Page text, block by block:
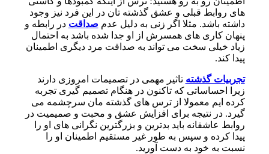
های روابط قبلی و عشق گذشته تان در این فرد نیز وجود
داشته باشد. مثلا اگر زنی به دلیل عدم صداقت در رابطه و
پنهان کاری های همسرش از او جدا شده باشد به احتمال
زیاد خیلی سخت می تواند به صداقت مرد دیگری اطمینان
پیدا کند.
تجربیات گذشته تاثیر مهمی در تصمیمات امروزی دارند
زیرا احساساتی که تاکنون در هنگام تصمیم گیری تجربه
کرده ایم معمولا از ترس های گذشته مان سرچشمه می
گیرد. در نتیجه برای افزایش عشق و محبت و صمیمیت در
روابط عاشقانه باید بدترین و بزرگترین نگرانی های او را
پیدا کرده و سپس به طور غیر مستقیم اطمینان او را
نسبت به خود به دست آورید.